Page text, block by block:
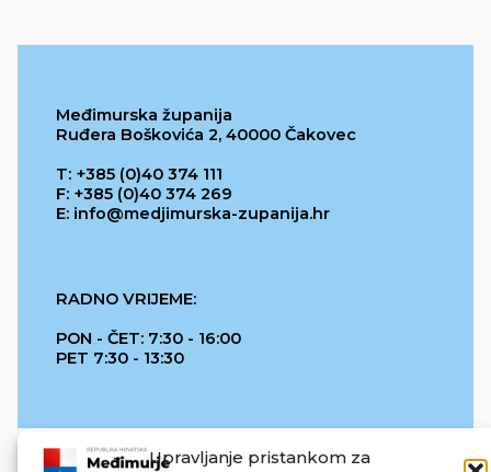
Upravljanje pristankom za
Međimurska županija
Ruđera Boškovića 2, 40000 Čakovec
T: +385 (0)40 374 111
F: +385 (0)40 374 269
E: info@medjimurska-zupanija.hr
RADNO VRIJEME:
PON - ČET: 7:30 - 16:00
PET 7:30 - 13:30